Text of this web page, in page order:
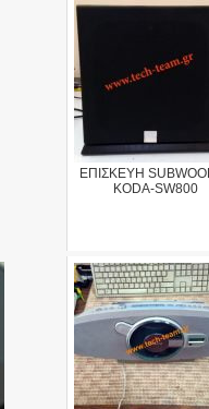
ΕΠΙΣΚΕΥΗ
KODA-SW800